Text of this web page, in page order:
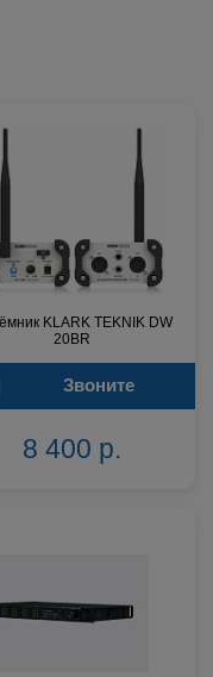
KLARK TEKNIK DW
20BR
Звоните
8 400 р.